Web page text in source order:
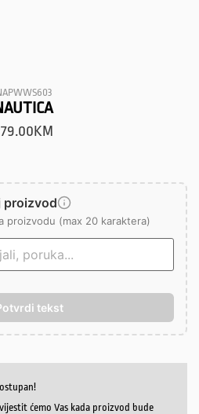
KM
proizvodu (max 20 karaktera)
tekst
ćemo Vas kada proizvod bude